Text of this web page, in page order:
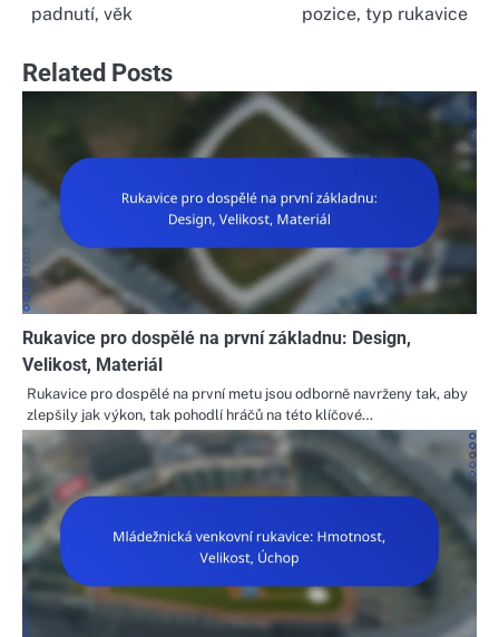
padnutí, věk
pozice, typ rukavice
Related Posts
Rukavice pro dospělé na první základnu: Design,
Velikost, Materiál
Rukavice pro dospělé na první metu jsou odborně navrženy tak, aby
zlepšily jak výkon, tak pohodlí hráčů na této klíčové…